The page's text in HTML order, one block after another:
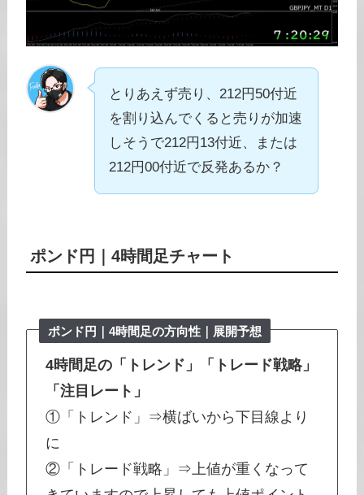
とりあえず売り、212円50付近
を割り込んでくると売りが加速
しそうで212円13付近、または
212円00付近で反発あるか？
ポンド円 ｜4時間足チャート
ポンド円｜4時間足の方向性｜展開予想
4時間足の「トレンド」「トレード戦略」
「注目レート」
①「トレンド」⇒横ばいから下目線より
に
②「トレード戦略」⇒上値が重くなって